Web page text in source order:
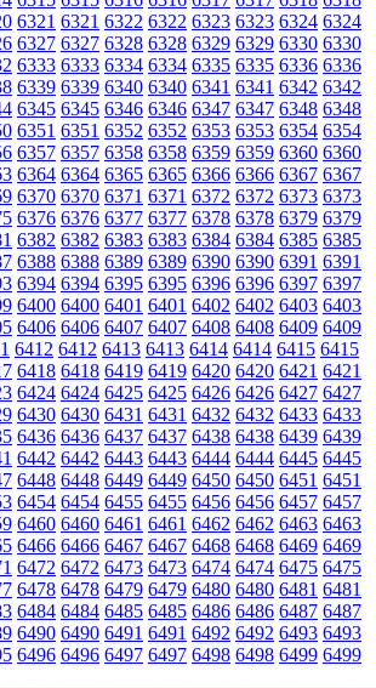
6321 6321 6322 6322 6323 6323 6324 6324
6327 6327 6328 6328 6329 6329 6330 6330
6333 6333 6334 6334 6335 6335 6336 6336
6339 6339 6340 6340 6341 6341 6342 6342
6345 6345 6346 6346 6347 6347 6348 6348
6351 6351 6352 6352 6353 6353 6354 6354
6357 6357 6358 6358 6359 6359 6360 6360
6364 6364 6365 6365 6366 6366 6367 6367
6370 6370 6371 6371 6372 6372 6373 6373
6376 6376 6377 6377 6378 6378 6379 6379
6382 6382 6383 6383 6384 6384 6385 6385
6388 6388 6389 6389 6390 6390 6391 6391
6394 6394 6395 6395 6396 6396 6397 6397
6400 6400 6401 6401 6402 6402 6403 6403
6406 6406 6407 6407 6408 6408 6409 6409
6412 6412 6413 6413 6414 6414 6415 6415
6418 6418 6419 6419 6420 6420 6421 6421
6424 6424 6425 6425 6426 6426 6427 6427
6430 6430 6431 6431 6432 6432 6433 6433
6436 6436 6437 6437 6438 6438 6439 6439
6442 6442 6443 6443 6444 6444 6445 6445
6448 6448 6449 6449 6450 6450 6451 6451
6454 6454 6455 6455 6456 6456 6457 6457
6460 6460 6461 6461 6462 6462 6463 6463
6466 6466 6467 6467 6468 6468 6469 6469
6472 6472 6473 6473 6474 6474 6475 6475
6478 6478 6479 6479 6480 6480 6481 6481
6484 6484 6485 6485 6486 6486 6487 6487
6490 6490 6491 6491 6492 6492 6493 6493
6496 6496 6497 6497 6498 6498 6499 6499